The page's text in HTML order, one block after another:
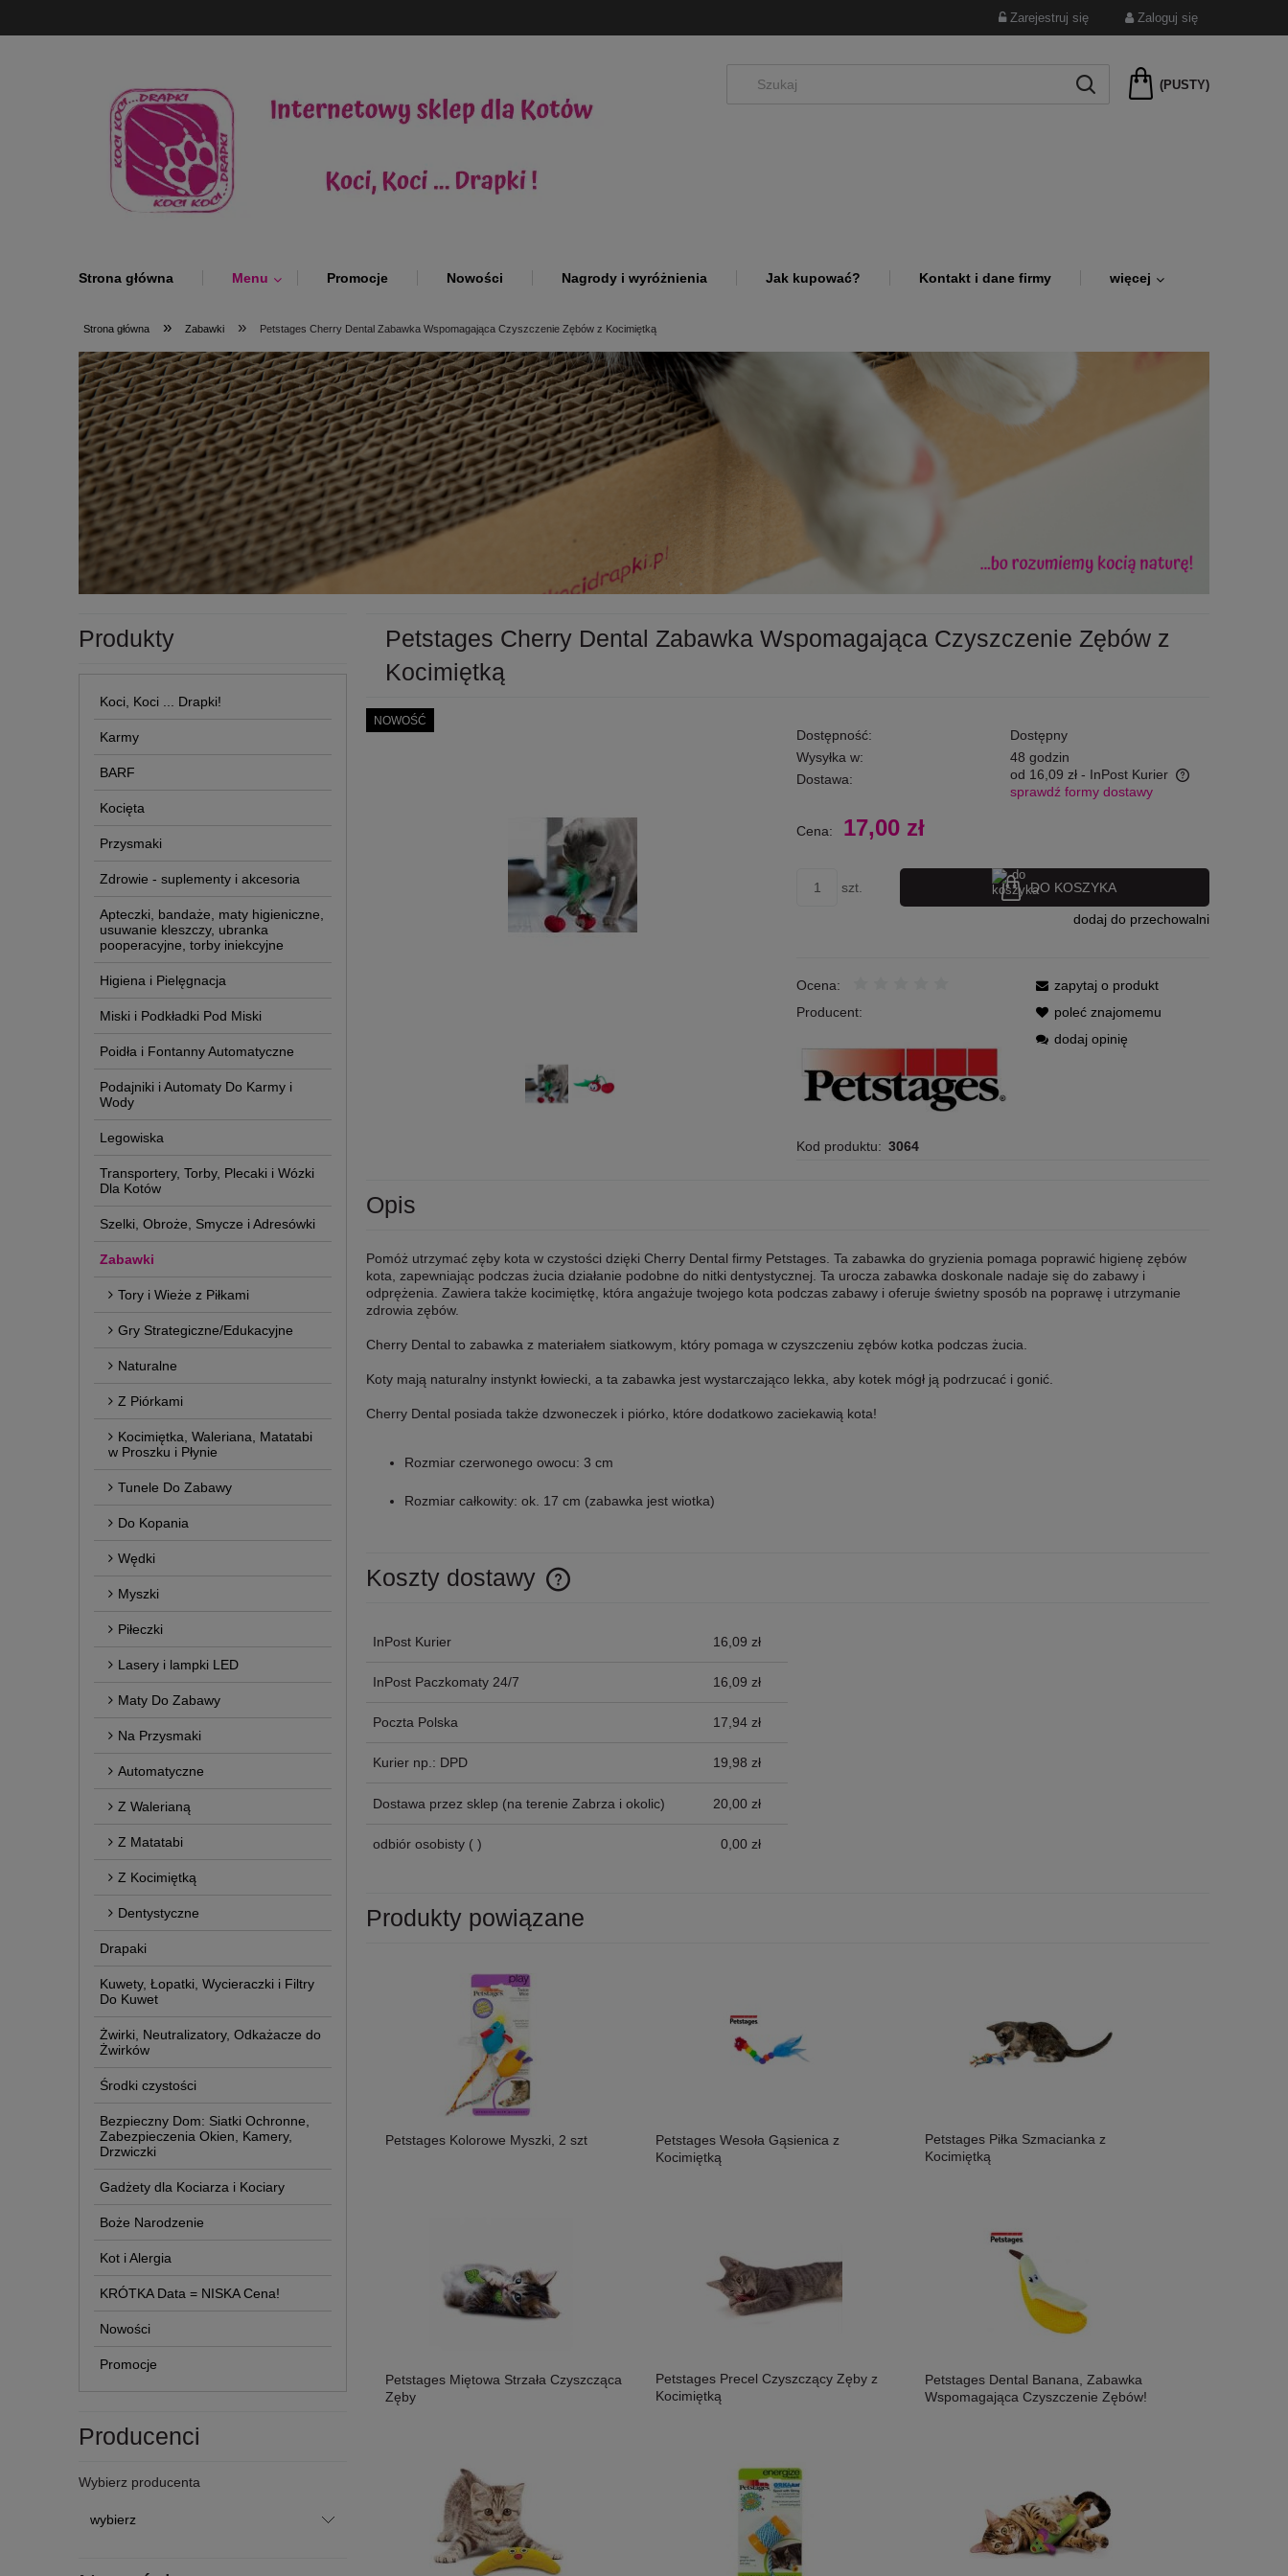
Zarejestruj się Zaloguj się
(PUSTY)
Strona główna Menu Promocje Nowości Nagrody i wyróżnienia Jak kupować? Kontakt i dane firmy więcej
Strona główna » Zabawki » Petstages Cherry Dental Zabawka Wspomagająca Czyszczenie Zębów z Kocimiętką
Produkty
Koci, Koci ... Drapki!
Karmy
BARF
Kocięta
Przysmaki
Zdrowie - suplementy i akcesoria
Apteczki, bandaże, maty higieniczne,
usuwanie kleszczy, ubranka
pooperacyjne, torby iniekcyjne
Higiena i Pielęgnacja
Miski i Podkładki Pod Miski
Poidła i Fontanny Automatyczne
Podajniki i Automaty Do Karmy i
Wody
Legowiska
Transportery, Torby, Plecaki i Wózki
Dla Kotów
Szelki, Obroże, Smycze i Adresówki
Zabawki
Tory i Wieże z Piłkami
Gry Strategiczne/Edukacyjne
Naturalne
Z Piórkami
Kocimiętka, Waleriana, Matatabi
w Proszku i Płynie
Tunele Do Zabawy
Do Kopania
Wędki
Myszki
Piłeczki
Lasery i lampki LED
Maty Do Zabawy
Na Przysmaki
Automatyczne
Z Walerianą
Z Matatabi
Z Kocimiętką
Dentystyczne
Drapaki
Kuwety, Łopatki, Wycieraczki i Filtry
Do Kuwet
Żwirki, Neutralizatory, Odkażacze do
Żwirków
Środki czystości
Bezpieczny Dom: Siatki Ochronne,
Zabezpieczenia Okien, Kamery,
Drzwiczki
Gadżety dla Kociarza i Kociary
Boże Narodzenie
Kot i Alergia
KRÓTKA Data = NISKA Cena!
Nowości
Promocje
Producenci
Wybierz producenta
Petstages Cherry Dental Zabawka Wspomagająca Czyszczenie Zębów z
Kocimiętką
NOWOŚĆ
Dostępność:
Dostępny
Wysyłka w:
48 godzin
Dostawa:
od 16,09 zł - InPost Kurier
sprawdź formy dostawy
Cena: 17,00 zł
szt. DO KOSZYKA
dodaj do przechowalni
Ocena:
Producent:
Kod produktu: 3064
zapytaj o produkt
poleć znajomemu
dodaj opinię
Opis
Pomóż utrzymać zęby kota w czystości dzięki Cherry Dental firmy Petstages. Ta zabawka do gryzienia pomaga poprawić higienę zębów
kota, zapewniając podczas żucia działanie podobne do nitki dentystycznej. Ta urocza zabawka doskonale nadaje się do zabawy i
odprężenia. Zawiera także kocimiętkę, która angażuje twojego kota podczas zabawy i oferuje świetny sposób na poprawę i utrzymanie
zdrowia zębów.
Cherry Dental to zabawka z materiałem siatkowym, który pomaga w czyszczeniu zębów kotka podczas żucia.
Koty mają naturalny instynkt łowiecki, a ta zabawka jest wystarczająco lekka, aby kotek mógł ją podrzucać i gonić.
Cherry Dental posiada także dzwoneczek i piórko, które dodatkowo zaciekawią kota!
Rozmiar czerwonego owocu: 3 cm
Rozmiar całkowity: ok. 17 cm (zabawka jest wiotka)
Koszty dostawy
InPost Kurier 16,09 zł
InPost Paczkomaty 24/7 16,09 zł
Poczta Polska 17,94 zł
Kurier np.: DPD 19,98 zł
Dostawa przez sklep (na terenie Zabrza i okolic) 20,00 zł
odbiór osobisty ( ) 0,00 zł
Produkty powiązane
Petstages Kolorowe Myszki, 2 szt
Petstages Wesoła Gąsienica z
Kocimiętką
Petstages Piłka Szmacianka z
Kocimiętką
Petstages Miętowa Strzała Czyszcząca
Zęby
Petstages Precel Czyszczący Zęby z
Kocimiętką
Petstages Dental Banana, Zabawka
Wspomagająca Czyszczenie Zębów!